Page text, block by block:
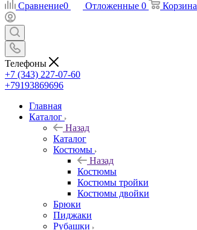
Сравнение0 Отложенные 0 Корзина
Телефоны
+7 (343) 227-07-60
+79193869696
Главная
Каталог
Назад
Каталог
Костюмы
Назад
Костюмы
Костюмы тройки
Костюмы двойки
Брюки
Пиджаки
Рубашки